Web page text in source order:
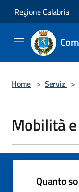
Regione Calabria
Home > Servizi >
Mobilità
Quanto